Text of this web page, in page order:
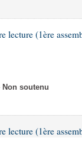
(1ère
Non soutenu
(1ère